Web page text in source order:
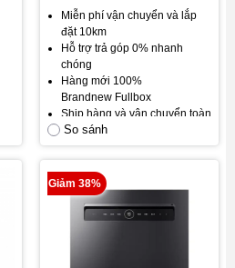
Miễn phí vận chuyển và lắp
đặt 10km
Hỗ trợ trả góp 0% nhanh
chóng
Hàng mới 100%
Brandnew Fullbox
Ship hàng và vận chuyển toàn
quốc
Gói bảo hành mặc định: Bảo
hành 12 tháng, đổi mới trong
30 ngày đầu.
Gói bảo hành vàng:
bảo hành.
So sánh
Giảm 38%